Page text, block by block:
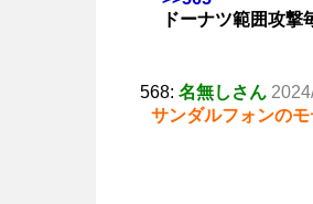
ドーナツ範囲攻
568: 名無しさん
サンダルフォンの